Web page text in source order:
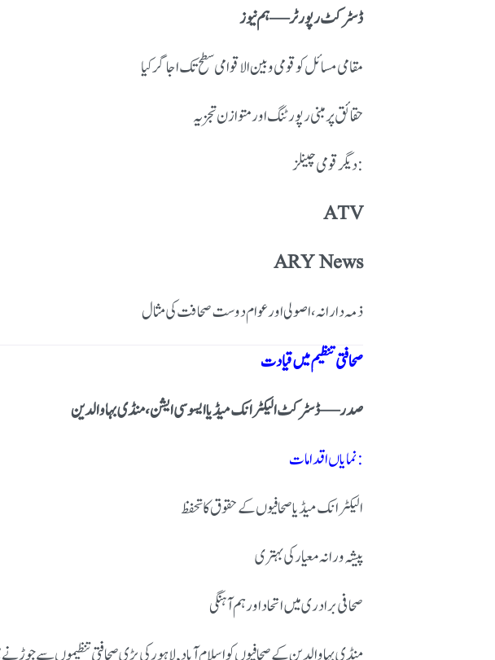
ڈسٹرکٹ رپورٹر — ہم نیوز
مقامی مسائل کو قومی و بین الاقوامی سطح تک اجاگر کیا
حقائق پر مبنی رپورٹنگ اور متوازن تجزیہ
دیگر قومی چینلز:
ATV
ARY News
ذمہ دارانہ، اصولی اور عوام دوست صحافت کی مثال
صحافتی تنظیم میں قیادت
صدر — ڈسٹرکٹ الیکٹرانک میڈیا ایسوسی ایشن، منڈی بہاوالدین
نمایاں اقدامات:
الیکٹرانک میڈیا صحافیوں کے حقوق کا تحفظ
پیشہ ورانہ معیار کی بہتری
صحافی برادری میں اتحاد اور ہم آہنگی